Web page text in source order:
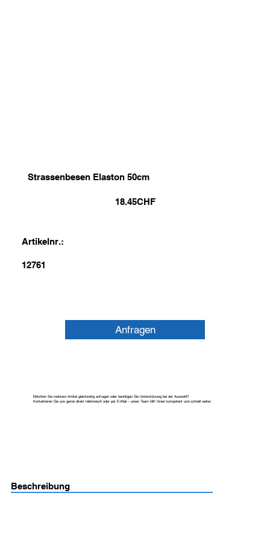
Strassenbesen Elaston 50cm
18.45CHF
Artikelnr.:
12761
Anfragen
Möchten Sie mehrere Artikel gleichzeitig anfragen oder benötigen Sie Unterstützung bei der Auswahl?
Kontaktieren Sie uns gerne direkt telefonisch oder per E-Mail – unser Team hilft Ihnen kompetent und schnell weiter.
Beschreibung